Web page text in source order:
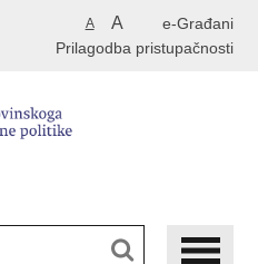
e-Građani
A A
Prilagodba pristupačnosti